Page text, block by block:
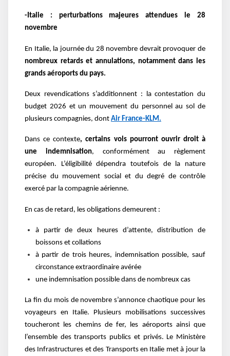
-Italie : perturbations majeures attendues le 28
novembre
En Italie, la journée du 28 novembre devrait provoquer de
nombreux retards et annulations, notamment dans les
grands aéroports du pays.
Deux revendications s’additionnent : la contestation du
budget 2026 et un mouvement du personnel au sol de
plusieurs compagnies, dont Air France-KLM.
Dans ce contexte, certains vols pourront ouvrir droit à
une indemnisation, conformément au règlement
européen. L’éligibilité dépendra toutefois de la nature
précise du mouvement social et du degré de contrôle
exercé par la compagnie aérienne.
En cas de retard, les obligations demeurent :
à partir de deux heures d’attente, distribution de
boissons et collations
à partir de trois heures, indemnisation possible, sauf
circonstance extraordinaire avérée
une indemnisation possible dans de nombreux cas
La fin du mois de novembre s’annonce chaotique pour les
voyageurs en Italie. Plusieurs mobilisations successives
toucheront les chemins de fer, les aéroports ainsi que
l’ensemble des transports publics et privés. Le Ministère
des Infrastructures et des Transports en Italie met à jour la